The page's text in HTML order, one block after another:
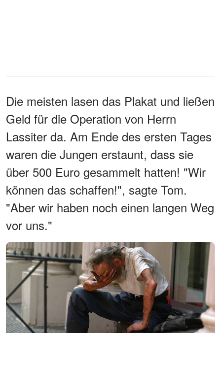
Die meisten lasen das Plakat und ließen
Geld für die Operation von Herrn
Lassiter da. Am Ende des ersten Tages
waren die Jungen erstaunt, dass sie
über 500 Euro gesammelt hatten! "Wir
können das schaffen!", sagte Tom.
"Aber wir haben noch einen langen Weg
vor uns."